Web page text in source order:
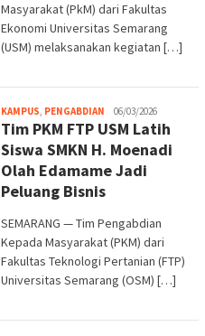
Masyarakat (PkM) dari Fakultas
Ekonomi Universitas Semarang
(USM) melaksanakan kegiatan […]
KAMPUS, PENGABDIAN Melani
06/03/2026
Tim PKM FTP USM Latih
Siswa SMKN H. Moenadi
Olah Edamame Jadi
Peluang Bisnis
SEMARANG — Tim Pengabdian
Kepada Masyarakat (PKM) dari
Fakultas Teknologi Pertanian (FTP)
Universitas Semarang (OSM) […]